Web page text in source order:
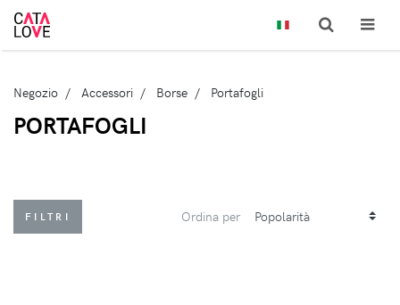
Negozio Accessori Borse Portafogli
PORTAFOGLI
FILTRI Ordina per